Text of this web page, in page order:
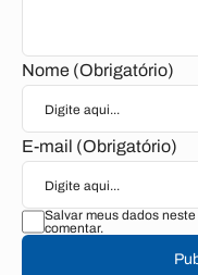
Nome (Obrigatório)
E-mail (Obrigatório)
Salvar meus dados
comentar.